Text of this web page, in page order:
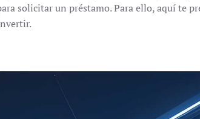
solicitar un préstamo. Para ello, aquí te